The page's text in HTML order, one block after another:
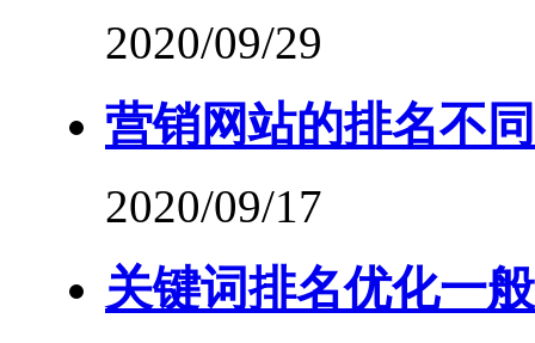
2020/09/29
营销网站的排名不
2020/09/17
关键词排名优化一